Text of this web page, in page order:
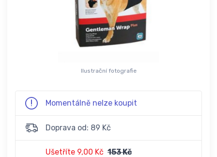
Ilustrační fotografie
Momentálně nelze koupit
Doprava od: 89 Kč
Ušetříte 9,00 Kč 153 Kč